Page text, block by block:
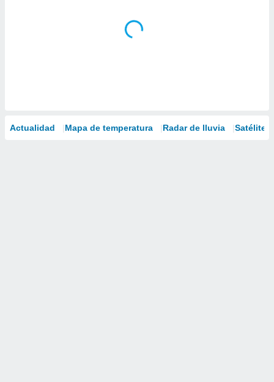
Actualidad Mapa de temperatura Radar de lluvia Satélites